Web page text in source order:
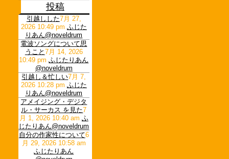
投稿
引越しした7月 27,
2026 10:49 pm ふじた
りあん@noveldrum
電波ソングについて思
うこと 7月 14, 2026
10:49 pm ふじたりあん
@noveldrum
引越し＆忙しい7月 7,
2026 10:28 pm ふじた
りあん@noveldrum
アメイジング・デジタ
ル・サーカス を見た7
月 1, 2026 10:40 am ふ
じたりあん@noveldrum
自分の作家性について6
月 29, 2026 10:58 am
ふじたりあん